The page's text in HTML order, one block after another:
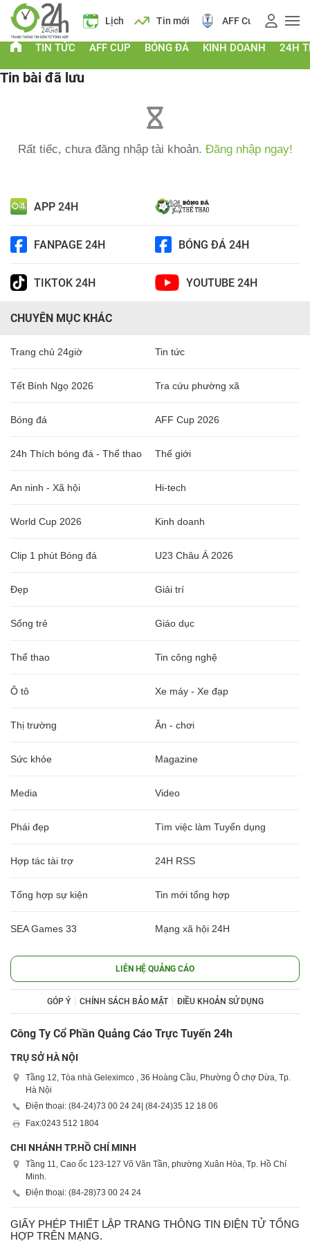
Giá vàng Lịch Tin mới AFF Cup Giá
TIN TỨC AFF CUP BÓNG ĐÁ KINH DOANH 24H
Tin bài đã lưu
Rất tiếc, chưa đăng nhập tài khoản. Đăng nhập ngay!
APP 24H
FANPAGE 24H BÓNG ĐÁ 24H
TIKTOK 24H YOUTUBE 24H
CHUYÊN MỤC KHÁC
Trang chủ 24giờ Tin tức
Tết Bính Ngọ 2026 Tra cứu phường xã
Bóng đá AFF Cup 2026
24h Thích bóng đá - Thể thao Thế giới
An ninh - Xã hội Hi-tech
World Cup 2026 Kinh doanh
Clip 1 phút Bóng đá U23 Châu Á 2026
Đẹp Giải trí
Sống trẻ Giáo dục
Thể thao Tin công nghệ
Ô tô Xe máy - Xe đạp
Thị trường Ăn - chơi
Sức khỏe Magazine
Media Video
Phái đẹp Tìm việc làm Tuyển dụng
Hợp tác tài trợ 24H RSS
Tổng hợp sự kiện Tin mới tổng hợp
SEA Games 33 Mạng xã hội 24H
LIÊN HỆ QUẢNG CÁO
GÓP Ý CHÍNH SÁCH BẢO MẬT ĐIỀU KHOẢN SỬ DỤNG
Công Ty Cổ Phần Quảng Cáo Trực Tuyến 24h
TRỤ SỞ HÀ NỘI
Tầng 12, Tòa nhà Geleximco , 36 Hoàng Cầu, Phường Ô chợ Dừa, Tp.
Hà Nội
Điện thoại: (84-24)73 00 24 24 | (84-24)35 12 18 06
Fax:0243 512 1804
CHI NHÁNH TP.HỒ CHÍ MINH
Tầng 11, Cao ốc 123-127 Võ Văn Tần, phường Xuân Hòa, Tp. Hồ Chí
Minh.
Điện thoại: (84-28)73 00 24 24
GIẤY PHÉP THIẾT LẬP TRANG THÔNG TIN ĐIỆN TỬ TỔNG
HỢP TRÊN MẠNG.